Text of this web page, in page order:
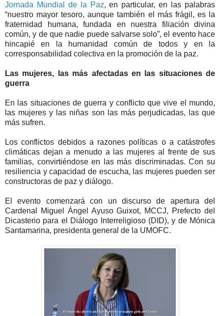
Jornada Mundial de la Paz, en particular, en las palabras
“nuestro mayor tesoro, aunque también el más frágil, es la
fraternidad humana, fundada en nuestra filiación divina
común, y de que nadie puede salvarse solo”, el evento hace
hincapié en la humanidad común de todos y en la
corresponsabilidad colectiva en la promoción de la paz.
Las mujeres, las más afectadas en las situaciones de
guerra
En las situaciones de guerra y conflicto que vive el mundo,
las mujeres y las niñas son las más perjudicadas, las que
más sufren.
Los conflictos debidos a razones políticas o a catástrofes
climáticas dejan a menudo a las mujeres al frente de sus
familias, convirtiéndose en las más discriminadas. Con su
resiliencia y capacidad de escucha, las mujeres pueden ser
constructoras de paz y diálogo.
El evento comenzará con un discurso de apertura del
Cardenal Miguel Ángel Ayuso Guixot, MCCJ, Prefecto del
Dicasterio para el Diálogo Interreligioso (DID), y de Mónica
Santamarina, presidenta general de la UMOFC.